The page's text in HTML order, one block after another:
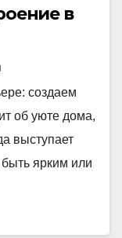
в
создаем
об уюте дома,
выступает
ярким или